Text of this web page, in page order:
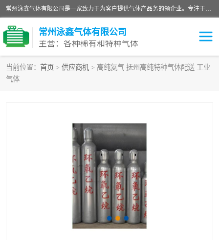
常州泳鑫气体有限公司是一家致力于为客户提供气体产品务的领企业。专注于环氧乙烷剂、环氧乙烷、高纯气体以及稀有和特种气体的研发、生产、销售和配送，产品广泛应用于医疗、电子、科研、化工、食品等多个领域。主要产品有：环氧乙烷灭菌剂，环氧乙烷，高纯氩，氮，氪，氙，氖，氘，笑，氦，氢，氧等各种稀有和特种气体。
常州泳鑫气体有限公司
主营：各种稀有和特种气体
当前位置： 首页 > 供应商机 > 高纯氦气 抚州高纯特种气体配送 工业
气体
高纯氦气